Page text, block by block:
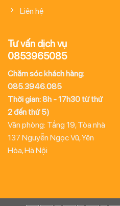
Liên hệ
Tư vấn dịch vụ
0853965085
Chăm sóc khách hàng:
085.3946.085
Thời gian: 8h - 17h30 từ thứ
2 đến thứ 5)
Văn phòng: Tầng 19, Tòa nhà
137 Nguyễn Ngọc Vũ, Yên
Hòa, Hà Nội